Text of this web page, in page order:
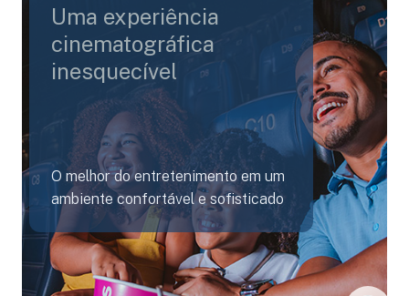
Uma experiência
cinematográfica
inesquecível
O melhor do entretenimento em um
ambiente confortável e sofisticado